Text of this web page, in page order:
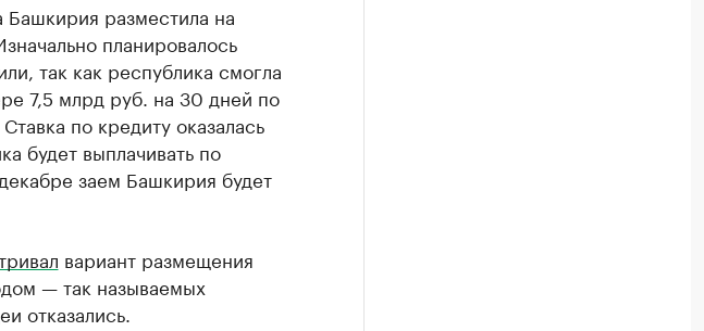
разместила на
планировалось
так как республика смогла
7,5 млрд руб. на 30 дней по
по кредиту оказалась
будет выплачивать по
заем Башкирия будет
вариант размещения
— так называемых
отказались.